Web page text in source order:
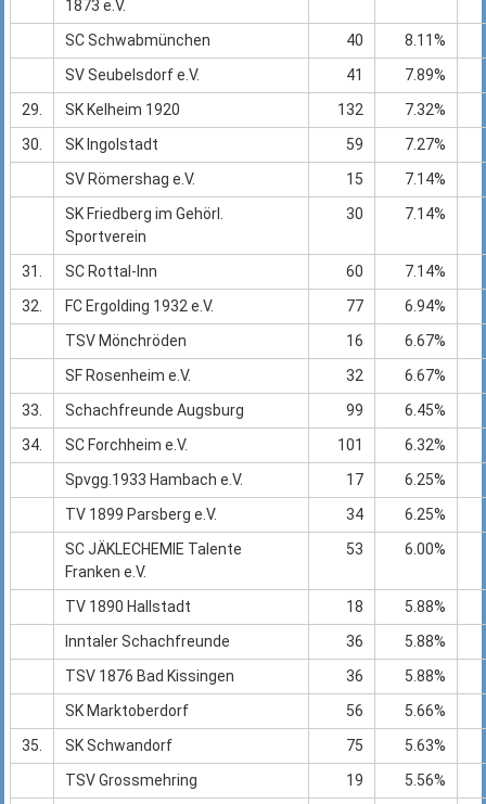
1873 e.V.
SC Schwabmünchen
40
8.11%
SV Seubelsdorf e.V.
41
7.89%
29.
SK Kelheim 1920 132
7.32%
30.
SK Ingolstadt 59
7.27%
SV Römershag e.V.
15
7.14%
SK Friedberg im Gehörl.
Sportverein
30 7.14%
31. SC Rottal-Inn 60
7.14%
32.
FC Ergolding 1932 e.V. 77
6.94%
TSV Mönchröden
16
6.67%
SF Rosenheim e.V.
32
6.67%
33.
Schachfreunde Augsburg 99
6.45%
34.
SC Forchheim e.V. 101
6.32%
Spvgg.1933 Hambach e.V.
17
6.25%
TV 1899 Parsberg e.V.
34
6.25%
SC JÄKLECHEMIE Talente
Franken e.V.
53 6.00%
TV 1890 Hallstadt 18
5.88%
Inntaler Schachfreunde
36
5.88%
TSV 1876 Bad Kissingen
36
5.88%
SK Marktoberdorf
56
5.66%
35.
SK Schwandorf 75
5.63%
TSV Grossmehring
19
5.56%